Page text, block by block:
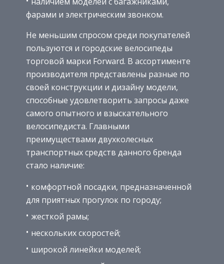
фарами и электрическим звонком.
Не меньшим спросом среди покупателей
пользуются и городские велосипеды
торговой марки Forward. В ассортименте
производителя представлены разные по
своей конструкции и дизайну модели,
способные удовлетворить запросы даже
самого опытного и взыскательного
велосипедиста. Главными
преимуществами двухколесных
транспортных средств данного бренда
стало наличие:
комфортной посадки, предназначенной
для приятных прогулок по городу;
жесткой рамы;
нескольких скоростей;
широкой линейки моделей;